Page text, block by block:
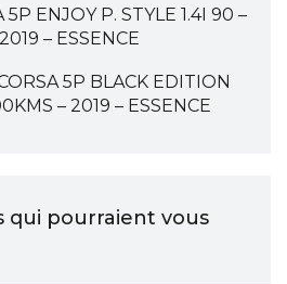
5P ENJOY P. STYLE 1.4I 90 –
– ESSENCE
5P BLACK EDITION
– 2019 – ESSENCE
qui pourraient vous